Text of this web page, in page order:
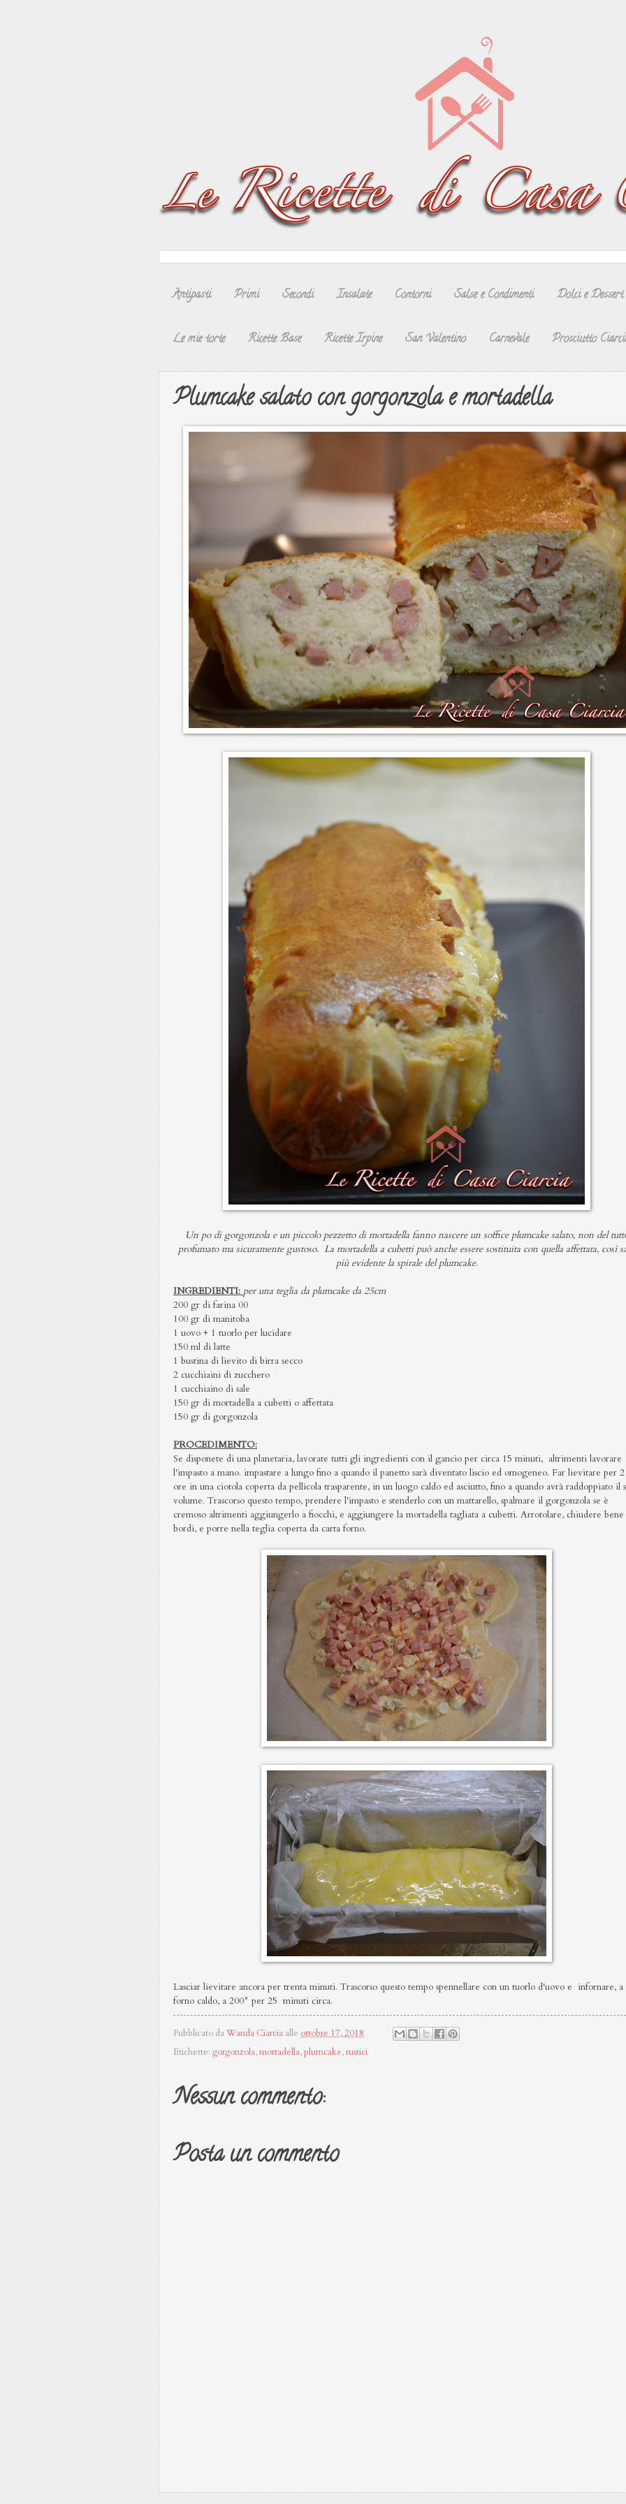
Antipasti Primi Secondi Insalate Contorni Salse e Condimenti Dolci e Dessert
Le mie torte Ricette Base Ricette Irpine San Valentino Carnevale Prosciutto
Plumcake salato con gorgonzola e mortadella
Un po di gorgonzola e un piccolo pezzetto di mortadella fanno nascere un soffice plumcake salato, non del
profumato ma sicuramente gustoso. La mortadella a cubetti può anche essere sostituita con quella affettata, così
più evidente la spirale del plumcake.
INGREDIENTI: per una teglia da plumcake da 25cm
200 gr di farina 00
100 gr di manitoba
1 uovo + 1 tuorlo per lucidare
150 ml di latte
1 bustina di lievito di birra secco
2 cucchiaini di zucchero
1 cucchiaino di sale
150 gr di mortadella a cubetti o affettata
150 gr di gorgonzola
PROCEDIMENTO:
Se disponete di una planetaria, lavorate tutti gli ingredienti con il gancio per circa 15 minuti, altrimenti lavorare
l'impasto a mano. impastare a lungo fino a quando il panetto sarà diventato liscio ed omogeneo. Far lievitare per 2
ore in una ciotola coperta da pellicola trasparente, in un luogo caldo ed asciutto, fino a quando avrà raddoppiato il
volume. Trascorso questo tempo, prendere l'impasto e stenderlo con un mattarello, spalmare il gorgonzola se è
cremoso altrimenti aggiungerlo a fiocchi, e aggiungere la mortadella tagliata a cubetti. Arrotolare, chiudere
bordi, e porre nella teglia coperta da carta forno.
Lasciar lievitare ancora per trenta minuti. Trascorso questo tempo spennellare con un tuorlo d'uovo e infornare, a
forno caldo, a 200° per 25 minuti circa.
Pubblicato daWanda Ciarcia alle ottobre 17, 2018
Etichette: gorgonzola,mortadella,plumcake,rustici
Nessun commento:
Posta un commento